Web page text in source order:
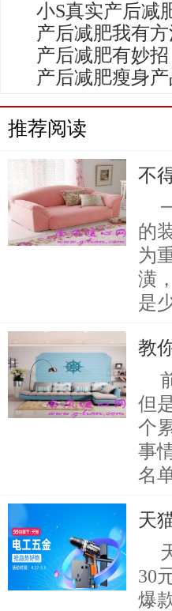
小S真实产后减
产后减肥我有
产后减肥有妙
产后减肥瘦身
推荐阅读
不
的
为
潢
是
教
但
个
事
名
天
30
爆